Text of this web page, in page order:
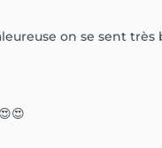
on se sent